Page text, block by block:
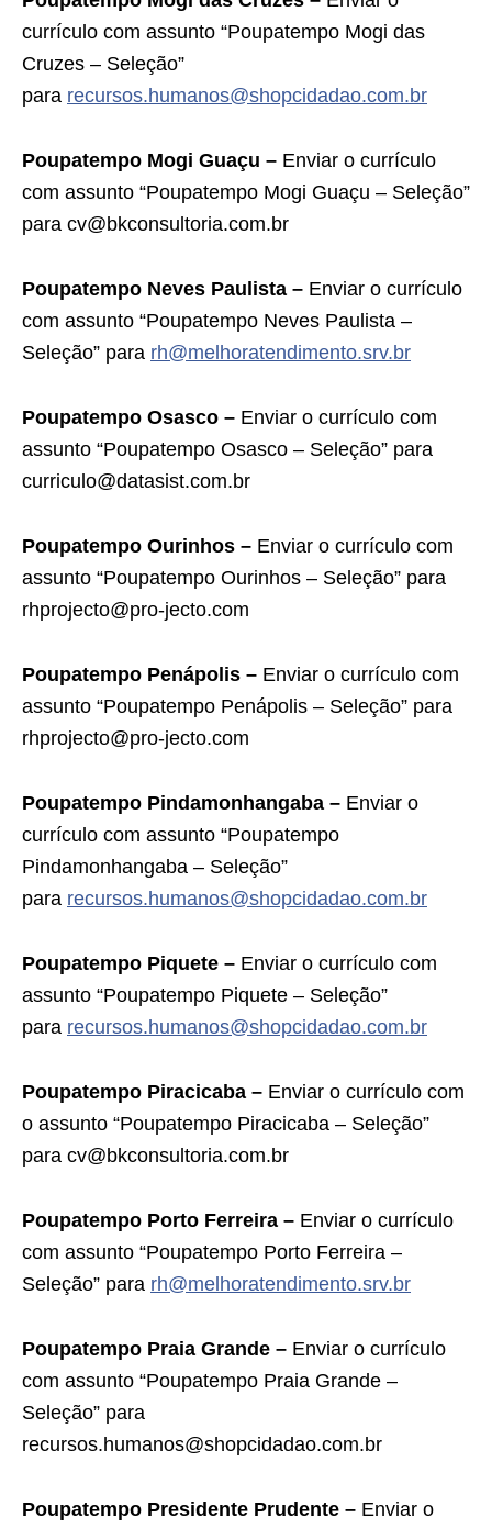
currículo com assunto “Poupatempo Mogi das
Cruzes – Seleção”
para recursos.humanos@shopcidadao.com.br
Poupatempo Mogi Guaçu – Enviar o currículo
com assunto “Poupatempo Mogi Guaçu – Seleção”
para cv@bkconsultoria.com.br
Poupatempo Neves Paulista – Enviar o currículo
com assunto “Poupatempo Neves Paulista –
Seleção” para rh@melhoratendimento.srv.br
Poupatempo Osasco – Enviar o currículo com
assunto “Poupatempo Osasco – Seleção” para
curriculo@datasist.com.br
Poupatempo Ourinhos – Enviar o currículo com
assunto “Poupatempo Ourinhos – Seleção” para
rhprojecto@pro-jecto.com
Poupatempo Penápolis – Enviar o currículo com
assunto “Poupatempo Penápolis – Seleção” para
rhprojecto@pro-jecto.com
Poupatempo Pindamonhangaba – Enviar o
currículo com assunto “Poupatempo
Pindamonhangaba – Seleção”
para recursos.humanos@shopcidadao.com.br
Poupatempo Piquete – Enviar o currículo com
assunto “Poupatempo Piquete – Seleção”
para recursos.humanos@shopcidadao.com.br
Poupatempo Piracicaba – Enviar o currículo com
o assunto “Poupatempo Piracicaba – Seleção”
para cv@bkconsultoria.com.br
Poupatempo Porto Ferreira – Enviar o currículo
com assunto “Poupatempo Porto Ferreira –
Seleção” para rh@melhoratendimento.srv.br
Poupatempo Praia Grande – Enviar o currículo
com assunto “Poupatempo Praia Grande –
Seleção” para
recursos.humanos@shopcidadao.com.br
Poupatempo Presidente Prudente – Enviar o